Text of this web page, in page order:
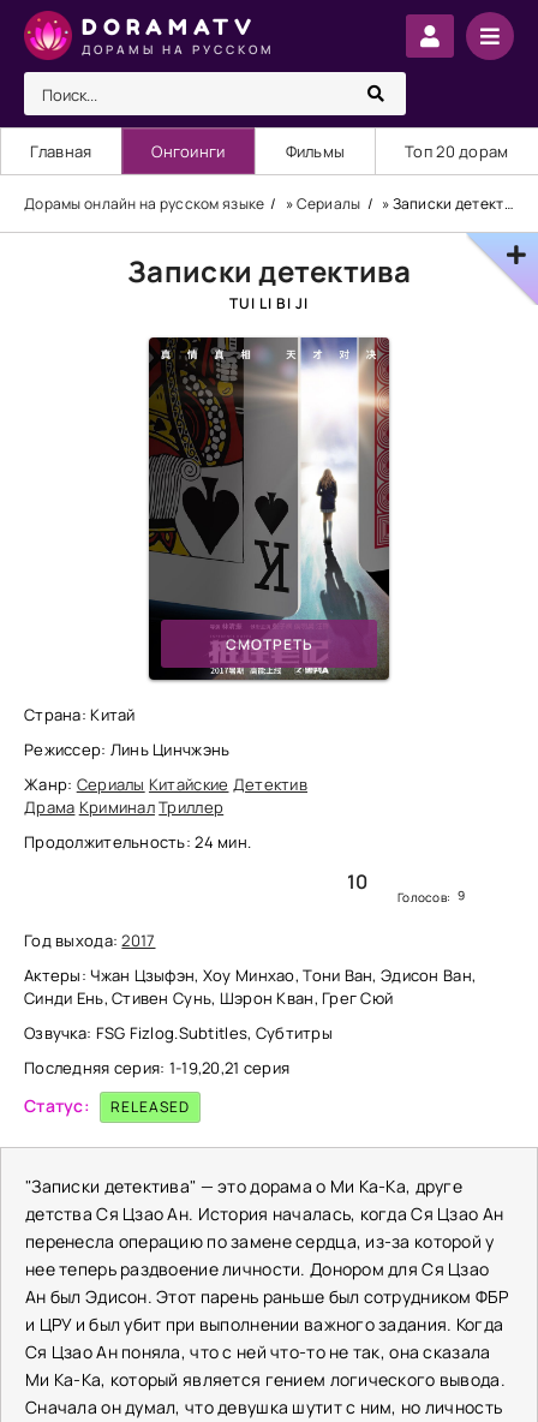
DORAMATV
ДОРАМЫ НА РУССКОМ
Главная Онгоинги Фильмы Топ 20 дорам
Дорамы онлайн на русском языке »Сериалы » Записки детектива
Записки детектива
TUI LI BI JI
СМОТРЕТЬ
Страна: Китай
Режиссер: Линь Цинчжэнь
Жанр: Сериалы Китайские Детектив
Драма КриминалТриллер
Продолжительность: 24 мин.
10
Голосов: 9
Год выхода:2017
Актеры: Чжан Цзыфэн, Хоу Минхао, Тони Ван, Эдисон Ван,
Синди Ень, Стивен Сунь, Шэрон Кван, Грег Сюй
Озвучка: FSG Fizlog.Subtitles, Субтитры
Последняя серия: 1-19,20,21 серия
Статус: RELEASED
"Записки детектива" — это дорама о Ми Ка-Ка, друге
детства Ся Цзао Ан. История началась, когда Ся Цзао Ан
перенесла операцию по замене сердца, из-за которой у
нее теперь раздвоение личности. Донором для Ся Цзао
Ан был Эдисон. Этот парень раньше был сотрудником ФБР
и ЦРУ и был убит при выполнении важного задания. Когда
Ся Цзао Ан поняла, что с ней что-то не так, она сказала
Ми Ка-Ка, который является гением логического вывода.
Сначала он думал, что девушка шутит с ним, но личность